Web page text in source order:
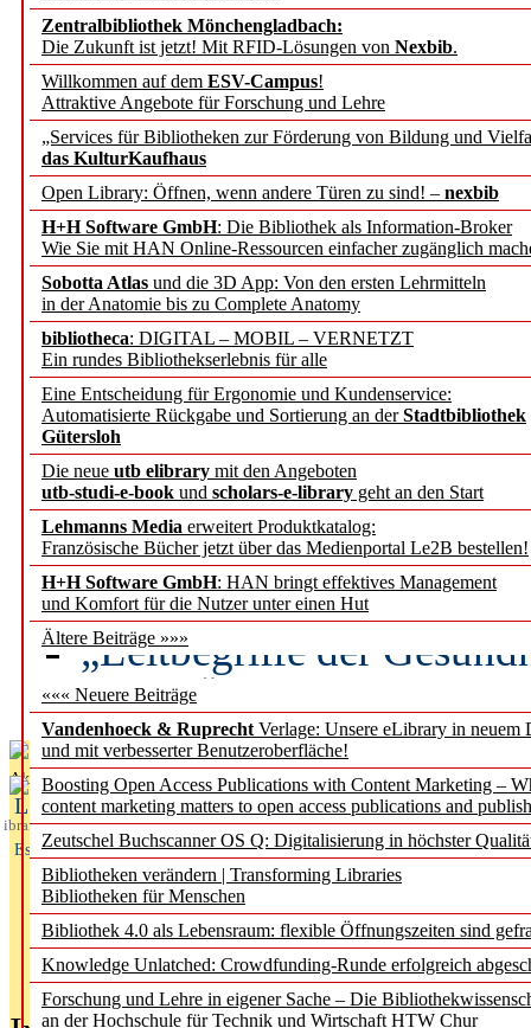
Zentralbibliothek Mönchengladbach:
Die Zukunft ist jetzt! Mit RFID-Lösungen von Nexbib.
Willkommen auf dem ESV-Campus!
Attraktive Angebote für Forschung und Lehre
„Services für Bibliotheken zur Förderung von Bildung und
das KulturKaufhaus
Open Library: Öffnen, wenn andere Türen zu sind! – nexbib
H+H Software GmbH: Die Bibliothek als Information-Broker
Wie Sie mit HAN Online-Ressourcen einfacher zugänglich
Sobotta Atlas und die 3D App: Von den ersten Lehrmitteln
in der Anatomie bis zu Complete Anatomy
bibliotheca: DIGITAL – MOBIL – VERNETZT
Ein rundes Bibliothekserlebnis für alle
Eine Entscheidung für Ergonomie und Kundenservice:
Automatisierte Rückgabe und Sortierung an derStadtbibliothek
Gütersloh
Die neue utb elibrary mit den Angeboten
utb-studi-e-book und scholars-e-library geht an den Start
Lehmanns Media erweitert Produktkatalog:
Französische Bücher jetzt über das Medienportal Le2B bestellen!
H+H Software GmbH: HAN bringt effektives Management
und Komfort für die Nutzer unter einen Hut
Ältere Beiträge »»»
««« Neuere Beiträge
Vandenhoeck & Ruprecht Verlage: Unsere eLibrary in neuem
und mit verbesserter Benutzeroberfläche!
Boosting Open Access Publications with Content Marketing –
content marketing matters to open access publications and
Zeutschel Buchscanner OS Q: Digitalisierung in höchster
Bibliotheken verändern | Transforming Libraries
Bibliotheken für Menschen
Bibliothek 4.0 als Lebensraum: flexible Öffnungszeiten sind
Knowledge Unlatched: Crowdfunding-Runde erfolgreich
Forschung und Lehre in eigener Sache – Die
an der Hochschule für Technik und Wirtschaft HTW Chur
konstruktiv!
Mohr Siebeck
und die Zeitschrift für
Francke Attempto
EBSCO Information
Recherchefunktionen in
Sorbisches Institut neu
Geschichte und
Künstliche Intelligenz
besser zu verstehen
„Leitbegriffe der
des BIÖG erscheinen
Aktuelles aus
L
ibrary
Essentials